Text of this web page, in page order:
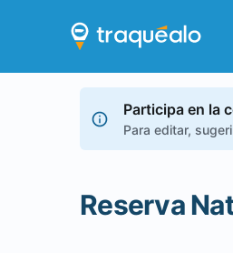
Participa en la
Para editar,
Reserva